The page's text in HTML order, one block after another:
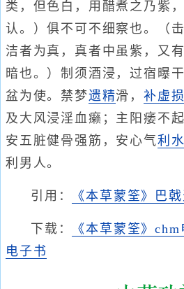
类，但色白，用醋煮之乃紫
认。）俱不可不细察也。（
洁者为真，真者中虽紫，又
暗也。）制须酒浸，过宿曝
盆为使。禁梦遗精滑，补虚损
及大风浸淫血癞；主阳痿不
安五脏健骨强筋，安心气利
利男人。
引用： 《本草蒙筌》巴戟
下载： 《本草蒙筌》chm
电子书